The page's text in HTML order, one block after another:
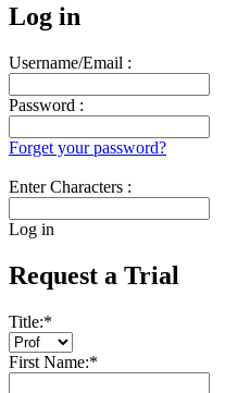
Log in
Username/Email :
Password :
Forget your password?
Enter Characters :
Log in
Request a Trial
Title:*
First Name:*